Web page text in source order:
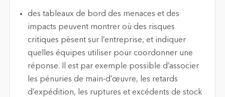
des tableaux de bord des menaces et des
impacts peuvent montrer où des risques
critiques pèsent sur l’entreprise, et indiquer
quelles équipes utiliser pour coordonner une
réponse. Il est par exemple possible d’associer
les pénuries de main-d’œuvre, les retards
d’expédition, les ruptures et excédents de stock